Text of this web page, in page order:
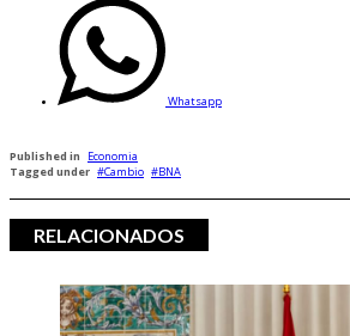
Whatsapp
Published in
Economia
Tagged under
Cambio BNA
RELACIONADOS